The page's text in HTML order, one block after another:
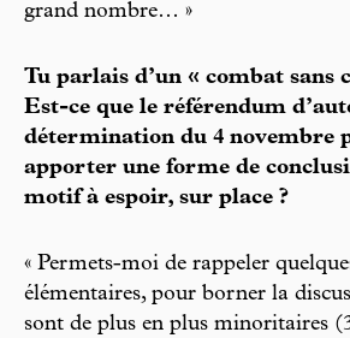
grand nombre… »
Tu parlais d’un « combat sans
Est-ce que le référendum
détermination du 4 novembre
apporter une forme de
motif à espoir, sur place ?
« Permets-moi de rappeler
élémentaires, pour borner la
sont de plus en plus minoritaires